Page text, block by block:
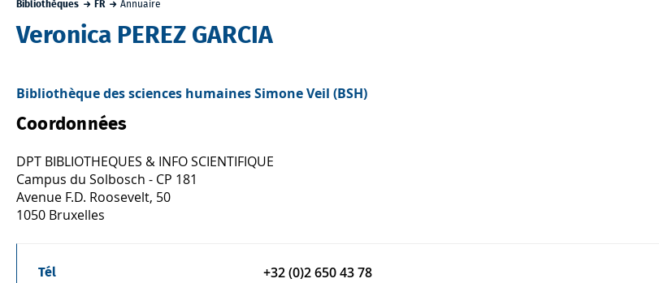
Bibliothèques FR Annuaire
Veronica PEREZ GARCIA
Bibliothèque des sciences humaines Simone Veil (BSH)
Coordonnées
DPT BIBLIOTHEQUES & INFO SCIENTIFIQUE
Campus du Solbosch - CP 181
Avenue F.D. Roosevelt, 50
1050 Bruxelles
Tél +32 (0)2 650 43 78